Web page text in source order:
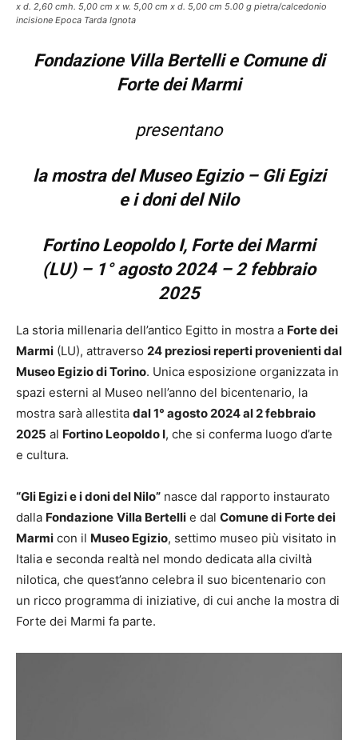
x d. 2,60 cmh. 5,00 cm x w. 5,00 cm x d. 5,00 cm 5.00 g pietra/calcedonio
incisione Epoca Tarda Ignota
Fondazione Villa Bertelli e Comune di
Forte dei Marmi
presentano
la mostra del Museo Egizio – Gli Egizi
e i doni del Nilo
Fortino Leopoldo I, Forte dei Marmi
(LU) – 1° agosto 2024 – 2 febbraio
2025
La storia millenaria dell’antico Egitto in mostra a Forte dei
Marmi (LU), attraverso 24 preziosireperti provenienti dal
Museo Egizio di Torino. Unica esposizione organizzata in
spazi esterni al Museo nell’anno del bicentenario, la
mostra sarà allestita dal 1° agosto 2024 al 2 febbraio
2025 al Fortino Leopoldo I, che si conferma luogo d’arte
e cultura.
“Gli Egizi e i doni del Nilo” nasce dal rapporto instaurato
dalla Fondazione Villa Bertelli e dal Comune di Forte dei
Marmi con il Museo Egizio, settimo museo più visitato in
Italia e seconda realtà nel mondo dedicata alla civiltà
nilotica, che quest’anno celebra il suo bicentenario con
un ricco programma di iniziative, di cui anche la mostra di
Forte dei Marmi fa parte.